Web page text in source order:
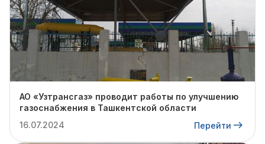
АО «Узтрансгаз» проводит работы по улучшению
газоснабжения в Ташкентской области
16.07.2024
Перейти